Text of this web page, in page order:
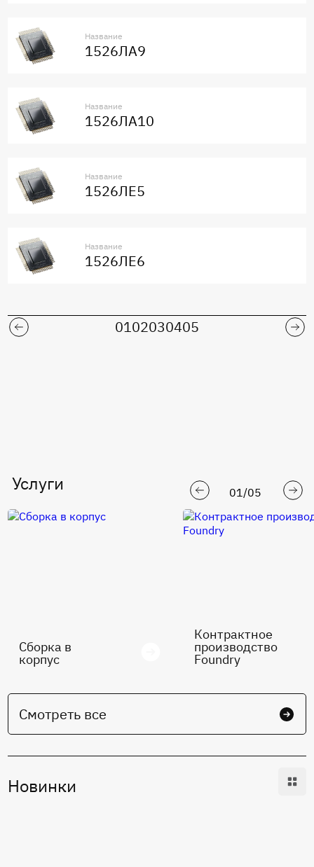
Название
1526ЛА9
Название
1526ЛА10
Название
1526ЛЕ5
Название
1526ЛЕ6
0102030405
Услуги 01 /05
Сборка в
корпус
Контрактное
производство
Foundry
Смотреть все
Новинки